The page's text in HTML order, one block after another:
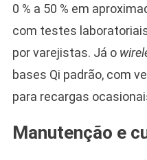
0 % a 50 % em
com testes
por varejistas. Já o
bases Qi padrão, com
para recargas
Manutenção e